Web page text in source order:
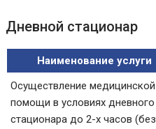
Дневной стационар
Наименование услуги
Осуществление медицинской
помощи в условиях дневного
стационара до 2-х часов (без